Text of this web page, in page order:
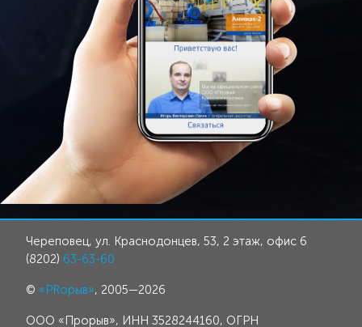
Череповец, ул. Краснодонцев, 53, 2 этаж, офис 6
(8202) 63-63-60
© «PRорыв», 2005—2026
ООО «Прорыв», ИНН 3528244160, ОГРН